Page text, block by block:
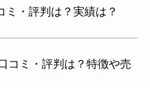
ミ・評判は？実績は？
コミ・評判は？特徴や売